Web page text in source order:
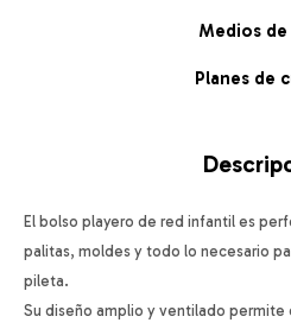
Medios de
Planes de
El bolso playero de red infantil es
palitas, moldes y todo lo necesario
pileta.
Su diseño amplio y ventilado permite